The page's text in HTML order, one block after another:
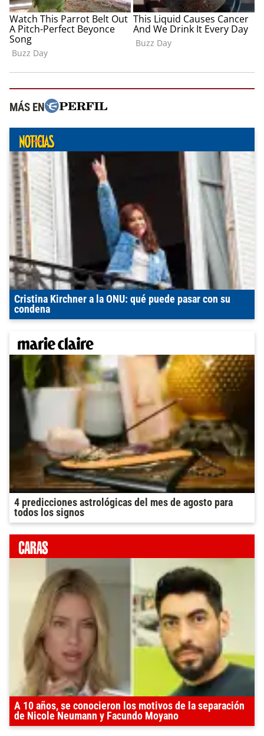
MÁS EN
Cristina Kirchner a la ONU: qué puede pasar con su
condena
4 predicciones astrológicas del mes de agosto para
todos los signos
A 10 años, se conocieron los motivos de la separación
de Nicole Neumann y Facundo Moyano